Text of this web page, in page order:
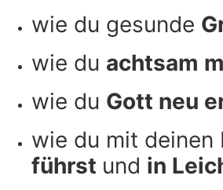
wie du gesunde
wie du achtsam
wie du Gott neu
wie du mit deinen
führst und in